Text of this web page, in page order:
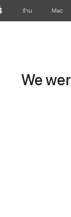
Appleร้าน Mac
We